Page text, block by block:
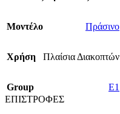
Mοντέλο Πράσινο
Χρήση Πλαίσια Διακοπτών
Group
E1
ΕΠΙΣΤΡΟΦΕΣ